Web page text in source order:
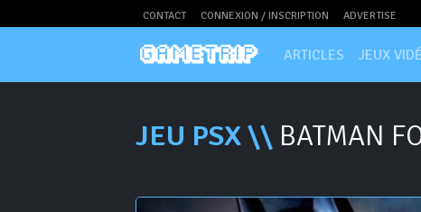
CONTACT CONNEXION / INSCRIPTION ADVERTISE
ARTICLES JEUX
JEU PSX \\ BATMAN